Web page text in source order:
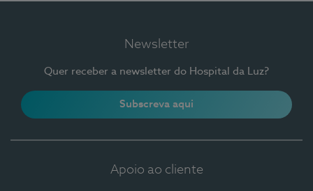
Newsletter
Quer receber a newsletter do Hospital da Luz?
Subscreva aqui
Apoio ao cliente